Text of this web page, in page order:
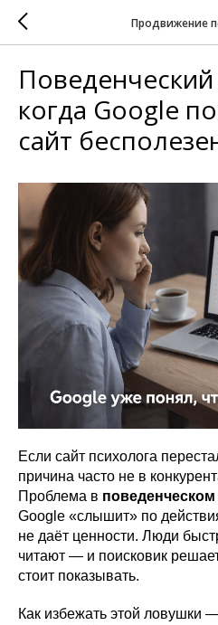
Продвижение
Поведенческий
когда Google
сайт
Если сайт психолога
причина часто не в
Проблема в поведенческом
Google «слышит» по
не даёт ценности. Люди
читают — и поисковик
стоит показывать.
Как избежать этой ловушки